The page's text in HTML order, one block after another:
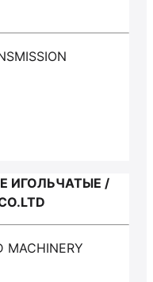
ИГОЛЬЧАТЫЕ /
MACHINERY